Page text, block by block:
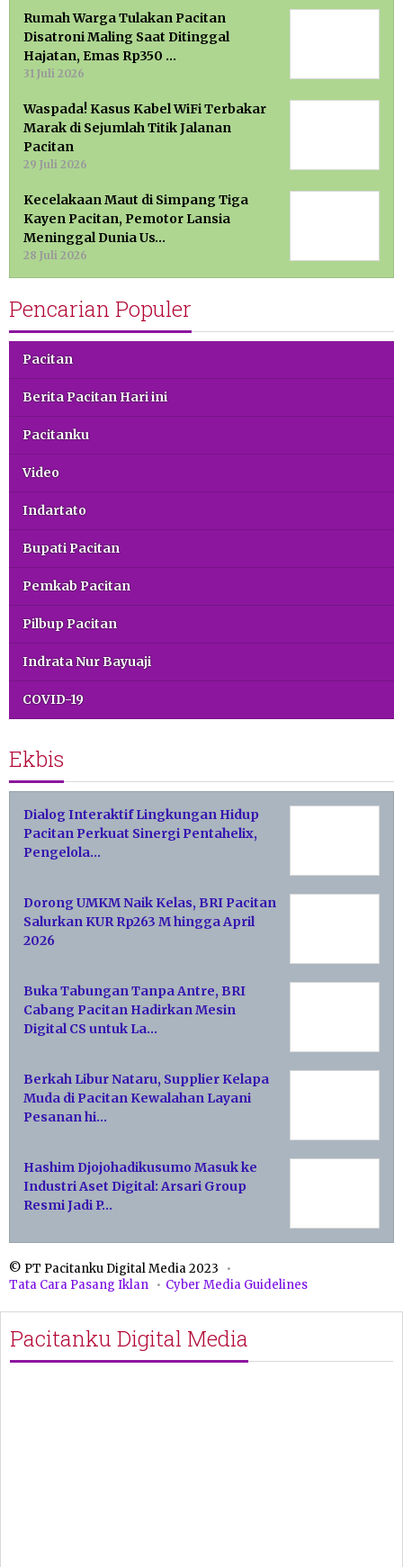
Rumah Warga Tulakan Pacitan
Disatroni Maling Saat Ditinggal
Hajatan, Emas Rp350 …
31 Juli 2026
Waspada! Kasus Kabel WiFi Terbakar
Marak di Sejumlah Titik Jalanan
Pacitan
29 Juli 2026
Kecelakaan Maut di Simpang Tiga
Kayen Pacitan, Pemotor Lansia
Meninggal Dunia Us…
28 Juli 2026
Pencarian Populer
Pacitan
Berita Pacitan Hari ini
Pacitanku
Video
Indartato
Bupati Pacitan
Pemkab Pacitan
Pilbup Pacitan
Indrata Nur Bayuaji
COVID-19
Ekbis
Dialog Interaktif Lingkungan Hidup
Pacitan Perkuat Sinergi Pentahelix,
Pengelola…
Dorong UMKM Naik Kelas, BRI Pacitan
Salurkan KUR Rp263 M hingga April
2026
Buka Tabungan Tanpa Antre, BRI
Cabang Pacitan Hadirkan Mesin
Digital CS untuk La…
Berkah Libur Nataru, Supplier Kelapa
Muda di Pacitan Kewalahan Layani
Pesanan hi…
Hashim Djojohadikusumo Masuk ke
Industri Aset Digital: Arsari Group
Resmi Jadi P…
© PT Pacitanku Digital Media 2023
Tata Cara Pasang Iklan
Cyber Media Guidelines
Pacitanku Digital Media